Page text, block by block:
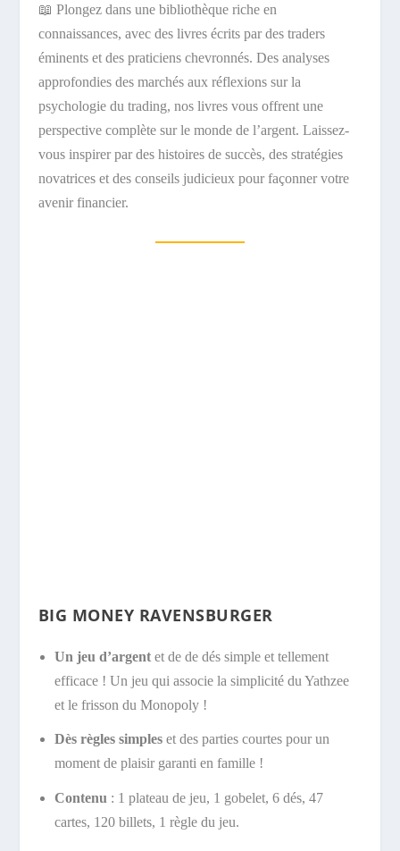
📖 Plongez dans une bibliothèque riche en
connaissances, avec des livres écrits par des traders
éminents et des praticiens chevronnés. Des analyses
approfondies des marchés aux réflexions sur la
psychologie du trading, nos livres vous offrent une
perspective complète sur le monde de l’argent. Laissez-
vous inspirer par des histoires de succès, des stratégies
novatrices et des conseils judicieux pour façonner votre
avenir financier.
BIG MONEY RAVENSBURGER
Un jeu d’argentet de de dés simple et tellement
efficace ! Un jeu qui associe la simplicité du Yathzee
et le frisson du Monopoly !
Dès règles simpleset des parties courtes pour un
moment de plaisir garanti en famille !
Contenu : 1 plateau de jeu, 1 gobelet, 6 dés, 47
cartes, 120 billets, 1 règle du jeu.